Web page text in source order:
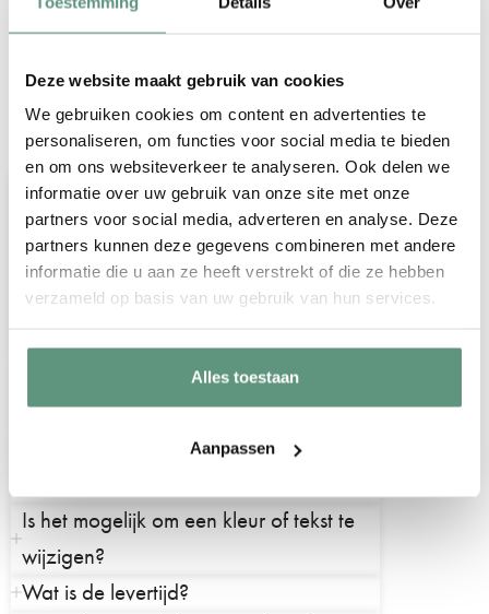
Deze website maakt gebruik van cookies
We gebruiken cookies om content en advertenties te
personaliseren, om functies voor social media te bieden
en om ons websiteverkeer te analyseren. Ook delen we
informatie over uw gebruik van onze site met onze
partners voor social media, adverteren en analyse. Deze
partners kunnen deze gegevens combineren met andere
informatie die u aan ze heeft verstrekt of die ze hebben
verzameld op basis van uw gebruik van hun services.
Alles toestaan
Aanpassen
Veelgestelde vragen over onze
geboorteborden voor in de tuin
Wordt er een paal meegeleverd?
Helaas leveren wij geen paal, stok of
andere bevestigingsmaterialen bij onze
geboorteborden voor in de tuin.
Hoe kan ik mijn geboortebord
bevestigen?
Zijn de geboorteborden
Is het mogelijk om een kleur of tekst te
wijzigen?
Wat is de levertijd?